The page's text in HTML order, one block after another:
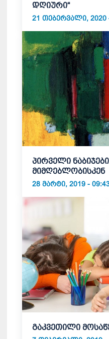
დღიური“
21 ᲗᲔᲑᲔᲠᲕᲐᲚᲘ, 2020
პირველი
მიმღებლობისკენ
28 ᲛᲐᲠᲢᲘ, 2019 -
გაკვეთილი